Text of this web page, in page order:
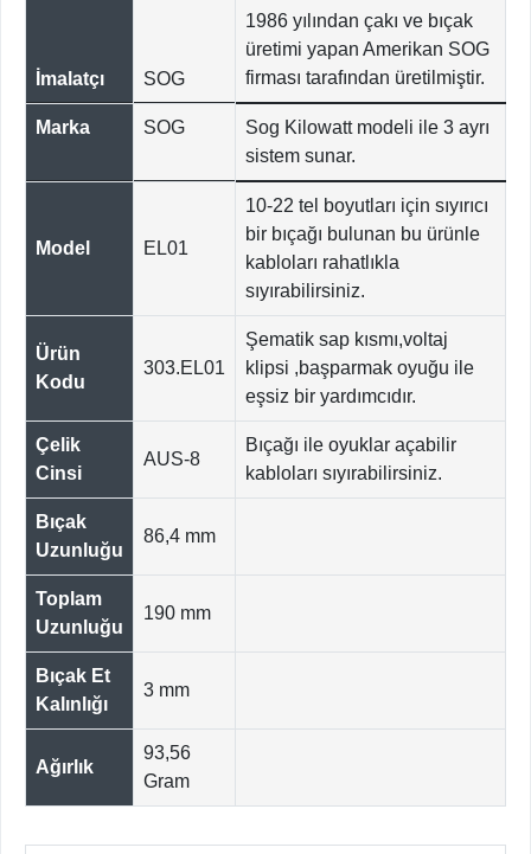
İmalatçı SOG
1986 yılından çakı ve bıçak
üretimi yapan Amerikan SOG
firması tarafından üretilmiştir.
Marka SOG
Sog Kilowatt modeli ile 3 ayrı
sistem sunar.
Model EL01
10-22 tel boyutları için sıyırıcı
bir bıçağı bulunan bu ürünle
kabloları rahatlıkla
sıyırabilirsiniz.
Ürün
Kodu
303.EL01
Şematik sap kısmı,voltaj
klipsi ,başparmak oyuğu ile
eşsiz bir yardımcıdır.
Çelik
Cinsi
AUS-8
Bıçağı ile oyuklar açabilir
kabloları sıyırabilirsiniz.
Bıçak
Uzunluğu
86,4 mm
Toplam
Uzunluğu
190 mm
Bıçak Et
Kalınlığı
3 mm
Ağırlık
93,56
Gram